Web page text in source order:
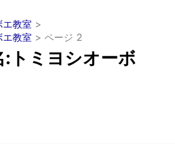
エ教室
エ教室
ページ 2
:トミヨシオーボ